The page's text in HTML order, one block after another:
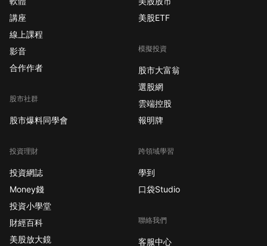
講座
線上課程
影音
合作作者
股市社群
股市爆料同學會
投資理財
投資網誌
Money錢
投資小學堂
財經百科
美股放大鏡
美股ETF
模擬投資
股市大富翁
選股網
雲端控股
報明牌
跨領域學習
學到
口袋Studio
聯絡我們
客服中心